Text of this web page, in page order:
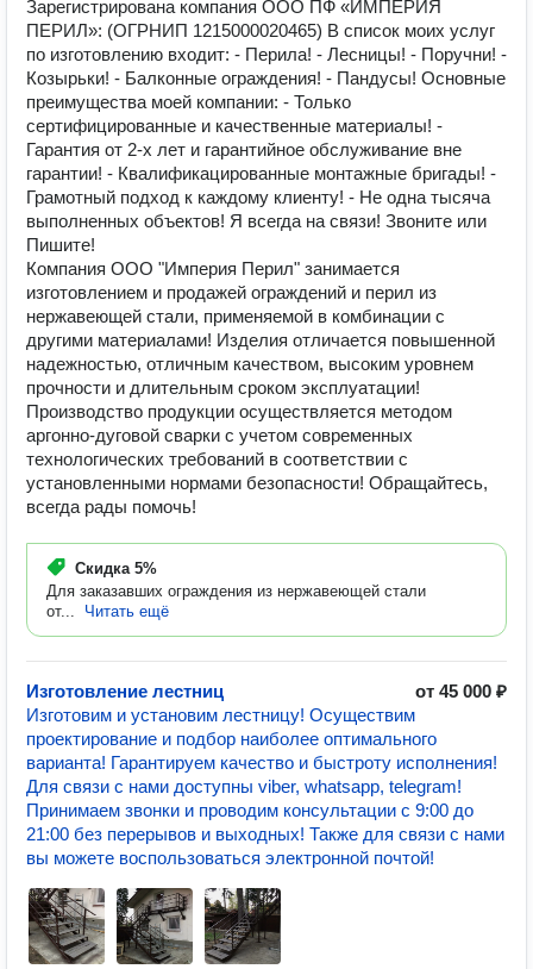
Зарегистрирована компания ООО ПФ «ИМПЕРИЯ
ПЕРИЛ»: (ОГРНИП 1215000020465) В список моих услуг
по изготовлению входит: - Перила! - Лесницы! - Поручни! -
Козырьки! - Балконные ограждения! - Пандусы! Основные
преимущества моей компании: - Только
сертифицированные и качественные материалы! -
Гарантия от 2-х лет и гарантийное обслуживание вне
гарантии! - Квалификацированные монтажные бригады! -
Грамотный подход к каждому клиенту! - Не одна тысяча
выполненных объектов! Я всегда на связи! Звоните или
Пишите!
Компания ООО "Империя Перил" занимается
изготовлением и продажей ограждений и перил из
нержавеющей стали, применяемой в комбинации с
другими материалами! Изделия отличается повышенной
надежностью, отличным качеством, высоким уровнем
прочности и длительным сроком эксплуатации!
Производство продукции осуществляется методом
аргонно-дуговой сварки с учетом современных
технологических требований в соответствии с
установленными нормами безопасности! Обращайтесь,
всегда рады помочь!
Скидка 5%
Для заказавших ограждения из нержавеющей стали
от...
Читать ещё
Изготовление лестниц
от 45 000 ₽
Изготовим и установим лестницу! Осуществим
проектирование и подбор наиболее оптимального
варианта! Гарантируем качество и быстроту исполнения!
Для связи с нами доступны viber, whatsapp, telegram!
Принимаем звонки и проводим консультации с 9:00 до
21:00 без перерывов и выходных! Также для связи с нами
вы можете воспользоваться электронной почтой!